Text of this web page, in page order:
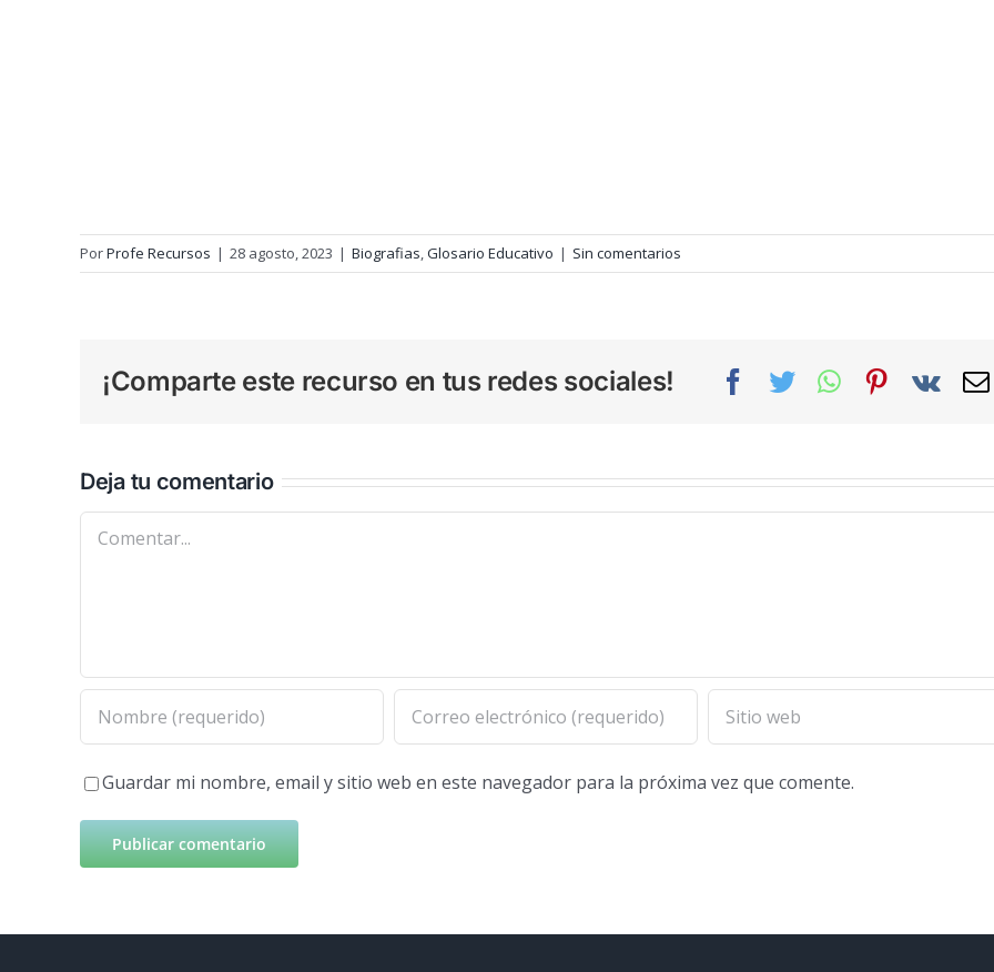
PorProfe Recursos | 28 agosto, 2023 | Biografias,Glosario Educativo | Sin comentarios
¡Comparte este recurso en tus redes sociales! Facebook
TwitterWhatsAppPinterest
Vk
Deja tu comentario
Comentar
Guardar mi nombre, email y sitio web en este navegador para la próxima vez que comente.